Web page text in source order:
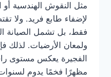
مثل النقوش الهندسية أو
لإضفاء طابع فريد. ولا
فقط، بل تشمل الصيانة
ولمعان الأرضيات. لذلك
الفجيرة يعكس مستوى
مظهرًا فخمًا يدوم